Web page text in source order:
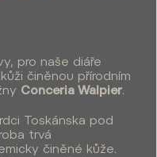
pro naše diáře
činěnou přírodním
Conceria Walpier.
Toskánska pod
trvá
činěné kůže.